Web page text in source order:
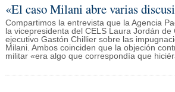
«El caso Milani abre varias
Compartimos la entrevista que la Agencia
la vicepresidenta del CELS Laura Jordán
ejecutivo Gastón Chillier sobre las
Milani. Ambos coinciden que la objeción
militar «era algo que correspondía que